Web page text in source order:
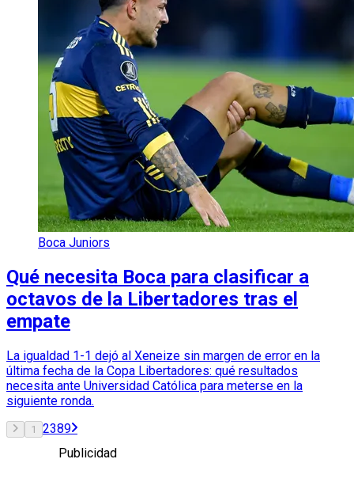
Boca Juniors
Qué necesita Boca para clasificar a
octavos de la Libertadores tras el
empate
La igualdad 1-1 dejó al Xeneize sin margen de error en la
última fecha de la Copa Libertadores: qué resultados
necesita ante Universidad Católica para meterse en la
siguiente ronda.
1 2389
Publicidad